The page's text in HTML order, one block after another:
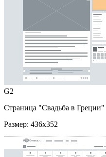
G2
Страница "Свадьба в Греции"
Размер: 436x352